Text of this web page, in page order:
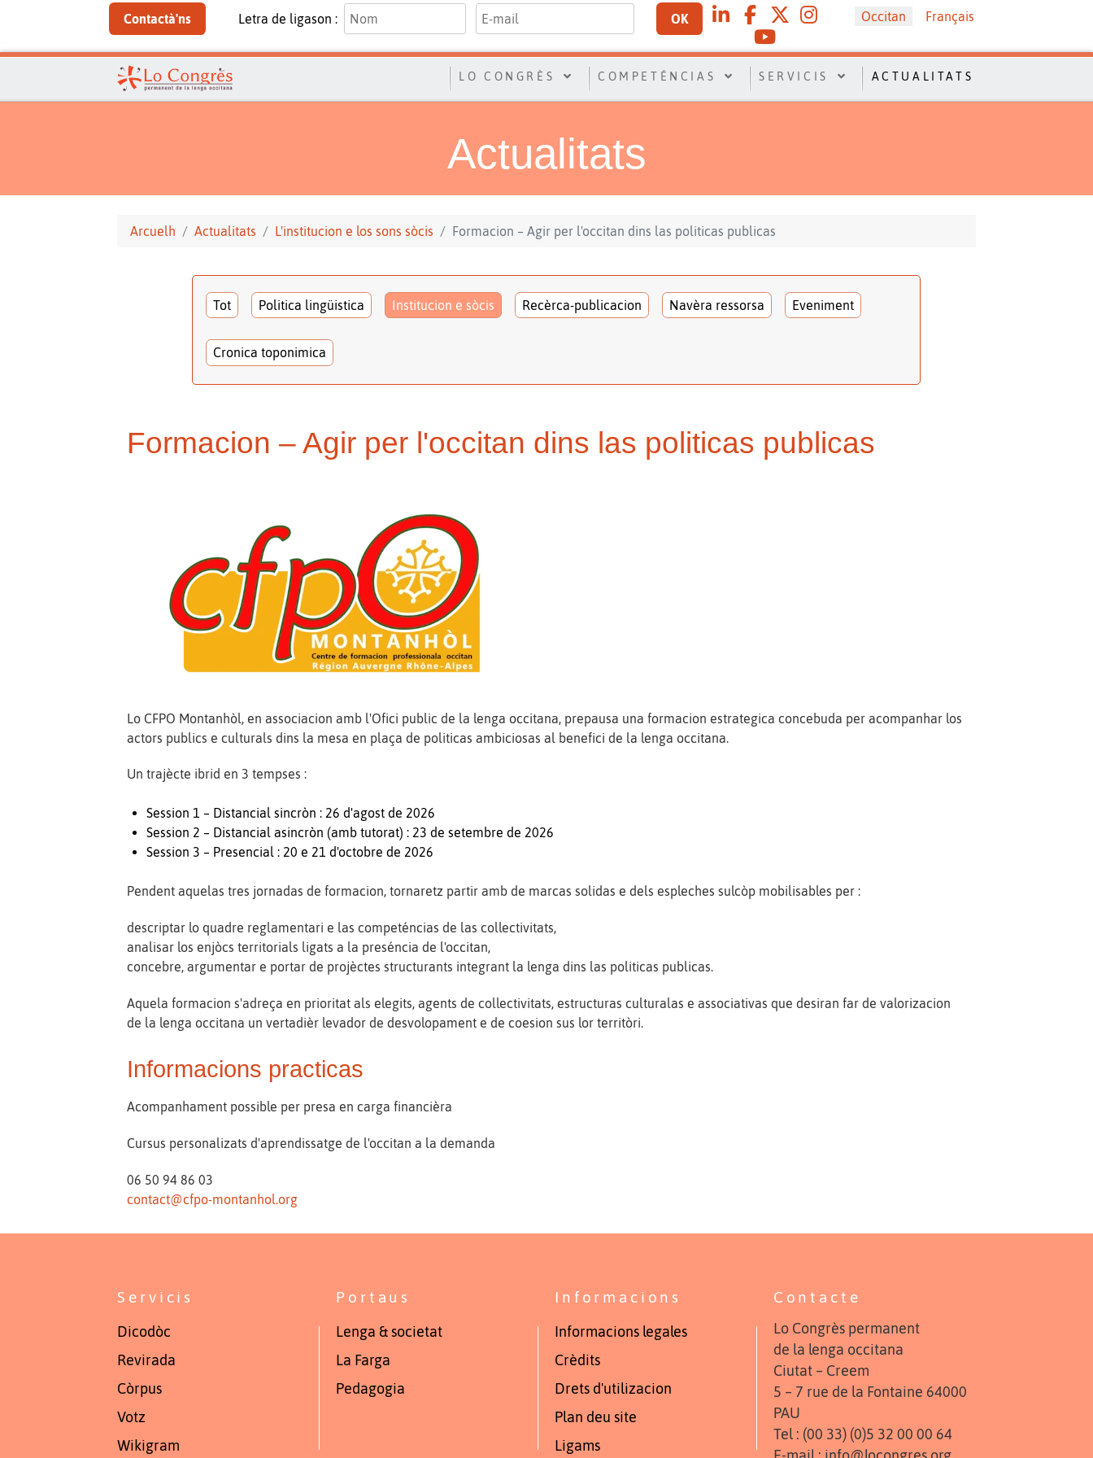
Contactà'ns Letra de ligason : OK Sélectionnez votre langue
Occitan Français
LO CONGRÈS COMPETÉNCIAS SERVICIS ACTUALITATS
Actualitats
Arcuelh Actualitats L'institucion e los sons sòcis Formacion – Agir per l'occitan dins las politicas publicas
Tot Politica lingüistica Institucion e sòcis Recèrca-publicacion Navèra ressorsa Eveniment
Cronica toponimica
Formacion – Agir per l'occitan dins las politicas publicas
Lo CFPO Montanhòl, en associacion amb l'Ofici public de la lenga occitana, prepausa una formacion estrategica concebuda per acompanhar los
actors publics e culturals dins la mesa en plaça de politicas ambiciosas al benefici de la lenga occitana.
Un trajècte ibrid en 3 tempses :
Session 1 – Distancial sincròn : 26 d'agost de 2026
Session 2 – Distancial asincròn (amb tutorat) : 23 de setembre de 2026
Session 3 – Presencial : 20 e 21 d'octobre de 2026
Pendent aquelas tres jornadas de formacion, tornaretz partir amb de marcas solidas e dels espleches sulcòp mobilisables per :
descriptar lo quadre reglamentari e las competéncias de las collectivitats,
analisar los enjòcs territorials ligats a la preséncia de l'occitan,
concebre, argumentar e portar de projèctes structurants integrant la lenga dins las politicas publicas.
Aquela formacion s'adreça en prioritat als elegits, agents de collectivitats, estructuras culturalas e associativas que desiran far de valorizacion
de la lenga occitana un vertadièr levador de desvolopament e de coesion sus lor territòri.
Informacions practicas
Acompanhament possible per presa en carga financièra
Cursus personalizats d'aprendissatge de l'occitan a la demanda
06 50 94 86 03
contact@cfpo-montanhol.org
Servicis
Dicodòc
Revirada
Còrpus
Votz
Wikigram
Portaus
Lenga & societat
La Farga
Pedagogia
Informacions
Informacions legales
Crèdits
Drets d'utilizacion
Plan deu site
Ligams
Contacte
Lo Congrès permanent
de la lenga occitana
Ciutat – Creem
5 – 7 rue de la Fontaine 64000
PAU
Tel : (00 33) (0)5 32 00 00 64